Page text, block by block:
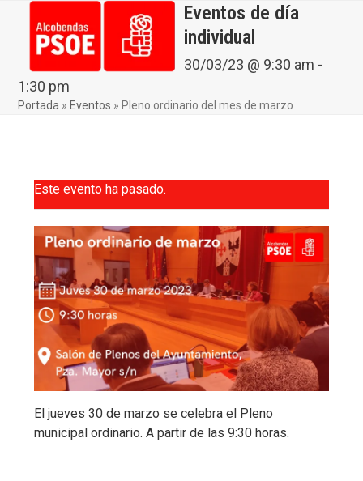
contentmobile
menu
mobile
menu
Eventos de día
individual
30/03/23 @ 9:30 am -
1:30 pm
Portada » Eventos » Pleno ordinario del mes de marzo
Este evento ha pasado.
El jueves 30 de marzo se celebra el Pleno
municipal ordinario. A partir de las 9:30 horas.